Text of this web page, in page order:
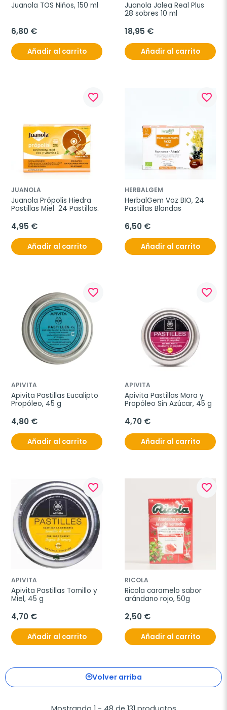
Juanola TOS Niños, 150 ml
6,80 €
Añadir al carrito
Juanola Jalea Real Plus
28 sobres 10 ml
18,95 €
Añadir al carrito
favorite_border
JUANOLA
Juanola Própolis Hiedra
Pastillas Miel  24 Pastillas.
4,95 €
Añadir al carrito
favorite_border
HERBALGEM
HerbalGem Voz BIO, 24
Pastillas Blandas
6,50 €
Añadir al carrito
favorite_border
APIVITA
Apivita Pastillas Eucalipto
Propóleo, 45 g
4,80 €
Añadir al carrito
favorite_border
APIVITA
Apivita Pastillas Mora y
Propóleo Sin Azúcar, 45 g
4,70 €
Añadir al carrito
favorite_border
APIVITA
Apivita Pastillas Tomillo y
Miel, 45 g
4,70 €
Añadir al carrito
favorite_border
RICOLA
Ricola caramelo sabor
arándano rojo, 50g
2,50 €
Añadir al carrito
Volver arriba